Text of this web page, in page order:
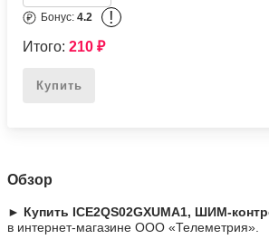
Бонус:4.2 !
Итого:210₽
Купить
Обзор
► Купить ICE2QS02GXUMA1, ШИМ-
в интернет-магазине ООО «Телеметрия».